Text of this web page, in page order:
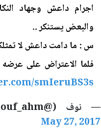
اجرام داعش وجهاد
والبعض يستنكر ..
س : ما دامت داعش لا
فلما الاعتراض على
smIeruBS3s
— نوف (@nouf_ahm_)
May 27, 2017